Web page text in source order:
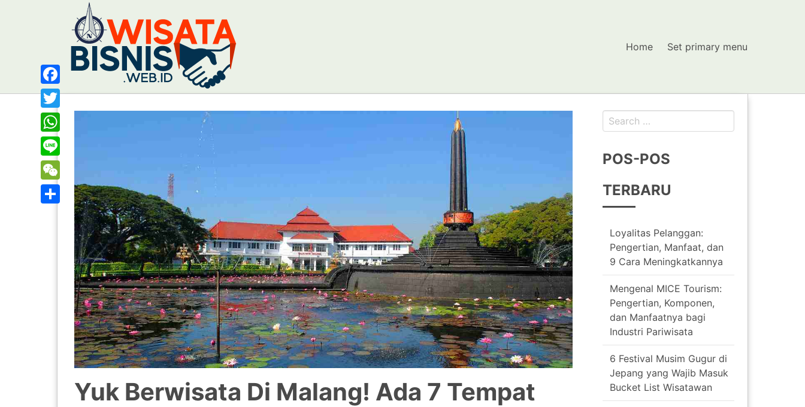
Home Set primary menu
Yuk Berwisata Di Malang! Ada 7 Tempat
Facebook
Twitter
WhatsApp
Line
WeChat
POS-POS
TERBARU
Loyalitas Pelanggan:
Pengertian, Manfaat, dan
9 Cara Meningkatkannya
Mengenal MICE Tourism:
Pengertian, Komponen,
dan Manfaatnya bagi
Industri Pariwisata
6 Festival Musim Gugur di
Jepang yang Wajib Masuk
Bucket List Wisatawan